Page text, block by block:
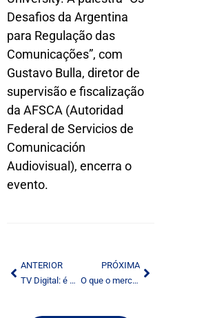
Desafios da Argentina
para Regulação das
Comunicações”, com
Gustavo Bulla, diretor de
supervisão e fiscalização
da AFSCA (Autoridad
Federal de Servicios de
Comunicación
Audiovisual), encerra o
evento.
ANTERIOR
TV Digital: é hora de a indústria de software local mobilizar-se para a interatividade
PRÓXIMA
O que o mercado espera de Dilma Rousseff?